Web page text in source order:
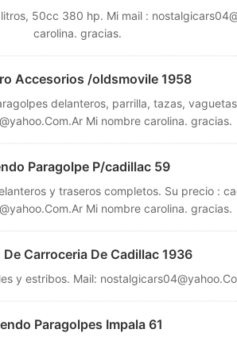
50cc 380 hp. Mi mail :
carolina. gracias.
Accesorios /oldsmovile 1958
delanteros, parrilla, tazas,
Mi nombre carolina. gracias.
Paragolpe P/cadillac 59
y traseros completos. Su precio :
Mi nombre carolina. gracias.
De Carroceria De Cadillac 1936
y estribos. Mail:
Paragolpes Impala 61